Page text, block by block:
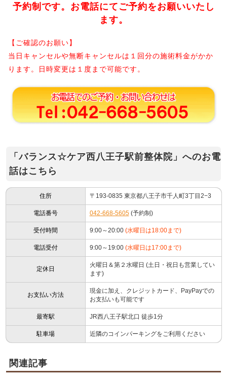
予約制です。お電話にてご予約をお願いいたし
ます。
【ご確認のお願い】
当日キャンセルや無断キャンセルは１回分の施術料金がかか
ります。日時変更は１度まで可能です。
「バランス☆ケア西八王子駅前整体院」へのお電
話はこちら
住所 〒193-0835 東京都八王子市千人町3丁目2−3
電話番号 042-668-5605(予約制)
受付時間 9:00～20:00 (水曜日は18:00まで)
電話受付 9:00～19:00 (水曜日は17:00まで)
定休日
火曜日＆第２水曜日 (土日・祝日も営業してい
ます)
お支払い方法
現金に加え、クレジットカード、PayPayでの
お支払いも可能です
最寄駅 JR西八王子駅北口 徒歩1分
駐車場 近隣のコインパーキングをご利用ください
関連記事